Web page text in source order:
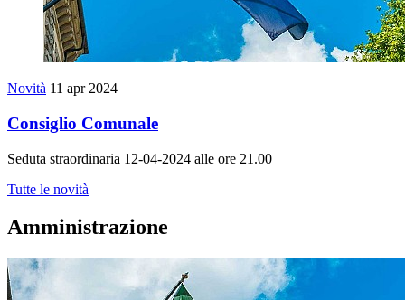
Novità 11 apr 2024
Consiglio Comunale
Seduta straordinaria 12-04-2024 alle ore 21.00
Tutte le novità
Amministrazione